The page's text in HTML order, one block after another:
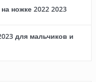
ножке 2022 2023
для мальчиков и